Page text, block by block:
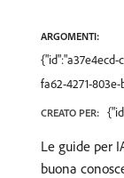
ARGOMENTI:
{"id":"a37e4ecd-
fa62-4271-
CREATO PER:
Le guide per
buona